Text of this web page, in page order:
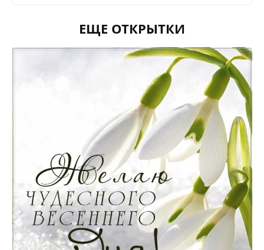
ЕЩЕ ОТКРЫТКИ